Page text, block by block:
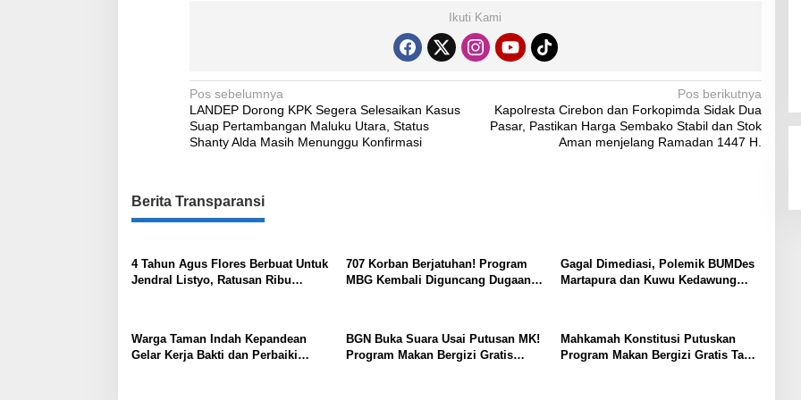
Ikuti Kami
Navigasi
pos
Pos sebelumnya
LANDEP Dorong KPK Segera Selesaikan Kasus
Suap Pertambangan Maluku Utara, Status
Shanty Alda Masih Menunggu Konfirmasi
Pos berikutnya
Kapolresta Cirebon dan Forkopimda Sidak Dua
Pasar, Pastikan Harga Sembako Stabil dan Stok
Aman menjelang Ramadan 1447 H.
Berita Transparansi
4 Tahun Agus Flores Berbuat Untuk
Jendral Listyo, Ratusan Ribu
707 Korban Berjatuhan! Program
MBG Kembali Diguncang Dugaan
Gagal Dimediasi, Polemik BUMDes
Martapura dan Kuwu Kedawung
Warga Taman Indah Kepandean
Gelar Kerja Bakti dan Perbaiki
BGN Buka Suara Usai Putusan MK!
Program Makan Bergizi Gratis
Mahkamah Konstitusi Putuskan
Program Makan Bergizi Gratis Tak